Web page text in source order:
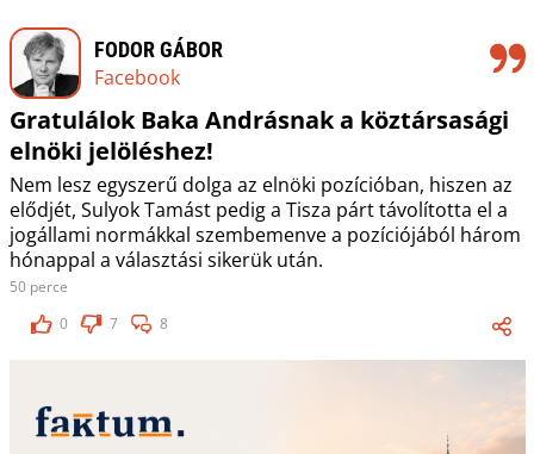
FODOR GÁBOR
Facebook
Gratulálok Baka Andrásnak a köztársasági
elnöki jelöléshez!
Nem lesz egyszerű dolga az elnöki pozícióban, hiszen az
elődjét, Sulyok Tamást pedig a Tisza párt távolította el a
jogállami normákkal szembemenve a pozíciójából három
hónappal a választási sikerük után.
50 perce
0
7 8